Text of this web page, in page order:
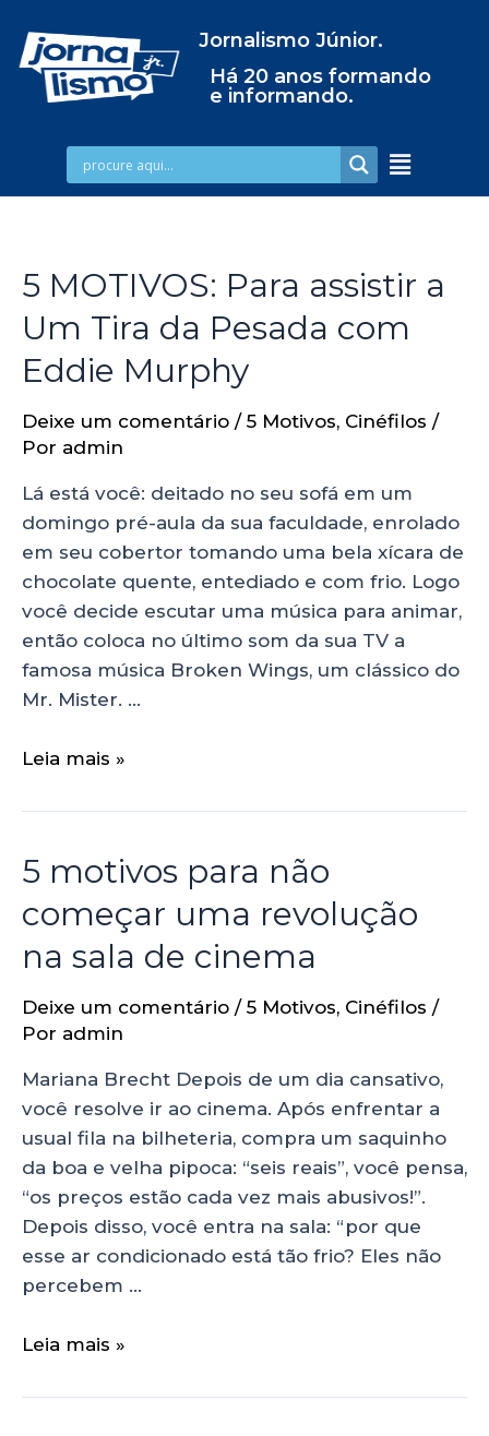
Jornalismo Júnior.
Há 20 anos formando
e informando.
5 MOTIVOS: Para assistir a
Um Tira da Pesada com
Eddie Murphy
Deixe um comentário / 5 Motivos, Cinéfilos /
Por admin
Lá está você: deitado no seu sofá em um
domingo pré-aula da sua faculdade, enrolado
em seu cobertor tomando uma bela xícara de
chocolate quente, entediado e com frio. Logo
você decide escutar uma música para animar,
então coloca no último som da sua TV a
famosa música Broken Wings, um clássico do
Mr. Mister. …
Leia mais »
5 motivos para não
começar uma revolução
na sala de cinema
Deixe um comentário / 5 Motivos, Cinéfilos /
Por admin
Mariana Brecht Depois de um dia cansativo,
você resolve ir ao cinema. Após enfrentar a
usual fila na bilheteria, compra um saquinho
da boa e velha pipoca: “seis reais”, você pensa,
“os preços estão cada vez mais abusivos!”.
Depois disso, você entra na sala: “por que
esse ar condicionado está tão frio? Eles não
percebem …
Leia mais »